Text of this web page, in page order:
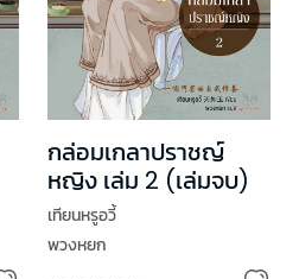
กล่อมเกลาปราชญ์
หญิง เล่ม 2 (เล่มจบ)
เทียนหรูอวี้
พวงหยก